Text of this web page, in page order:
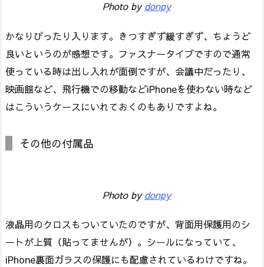
Photo bydonpy
かなりぴったり入ります。きつすぎず緩すぎず、ちょうど
良いというのが感想です。ファスナータイプですので通常
使っている時は出し入れが面倒ですが、会議中だったり、
映画館など、飛行機での移動などiPhoneを使わない時など
はこういうケースにいれておくのもありですよね。
その他の付属品
Photo bydonpy
液晶用のクロスもついていたのですが、背面用保護用のシ
ートが上質（貼ってませんが）。シールになっていて、
iPhone裏面ガラスの保護にも配慮されているわけですね。